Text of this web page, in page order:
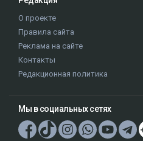
О проекте
Правила сайта
Реклама на сайте
Контакты
Редакционная политика
Мы в социальных сетях